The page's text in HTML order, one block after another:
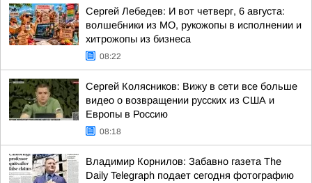
Сергей Лебедев: И вот четверг, 6 августа:
волшебники из МО, рукожопы в исполнении и
хитрожопы из бизнеса
08:22
Сергей Колясников: Вижу в сети все больше
видео о возвращении русских из США и
Европы в Россию
08:18
Владимир Корнилов: Забавно газета The
Daily Telegraph подает сегодня фотографию